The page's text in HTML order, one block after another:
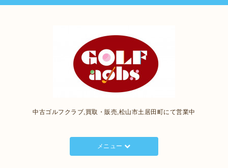
中古ゴルフクラブ,買取・販売,松山市土居田町にて営業中
メニュー